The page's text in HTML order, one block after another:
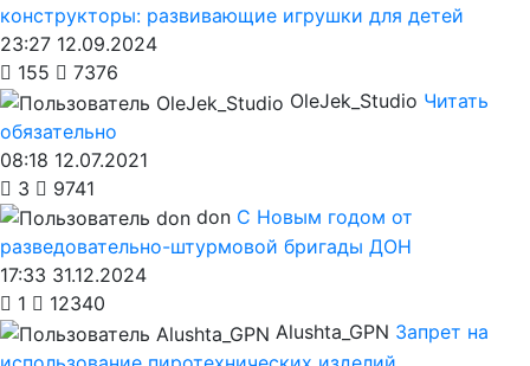
конструкторы: развивающие игрушки для детей
23:27 12.09.2024
155
7376
OleJek_Studio Читать
обязательно
08:18 12.07.2021
3
9741
don С Новым годом от
разведовательно-штурмовой бригады ДОН
17:33 31.12.2024
1
12340
Alushta_GPN Запрет на